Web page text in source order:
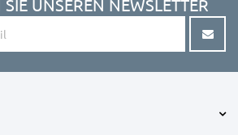
UNSEREN NEWSLETTER